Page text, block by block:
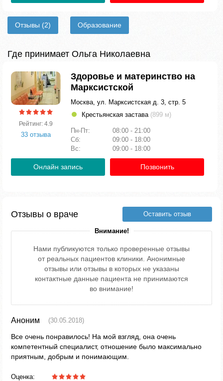
Отзывы (2) Образование
Где принимает Ольга Николаевна
Рейтинг: 4.9
33 отзыва
Здоровье и материнство на
Марксистской
Москва, ул. Марксистская д. 3, стр. 5
Крестьянская застава (899 м)
Пн-Пт:
08:00 - 21:00
Сб:
09:00 - 18:00
Вс:
09:00 - 18:00
Онлайн запись Позвонить
Отзывы о враче Оставить отзыв
Внимание!
Нами публикуются только проверенные отзывы
от реальных пациентов клиники. Анонимные
отзывы или отзывы в которых не указаны
контактные данные пациента не принимаются
во внимание!
Аноним (30.05.2018)
Все очень понравилось! На мой взгляд, она очень
компетентный специалист, отношение было максимально
приятным, добрым и понимающим.
Оценка: